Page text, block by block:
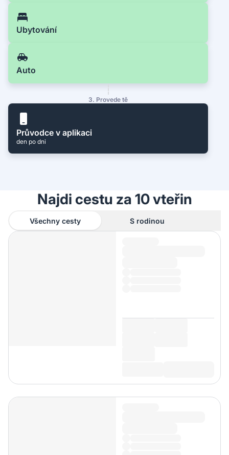
Ubytování
Auto
3. Provede tě
Průvodce v aplikaci
den po dni
Najdi cestu za 10 vteřin
Všechny cesty S rodinou